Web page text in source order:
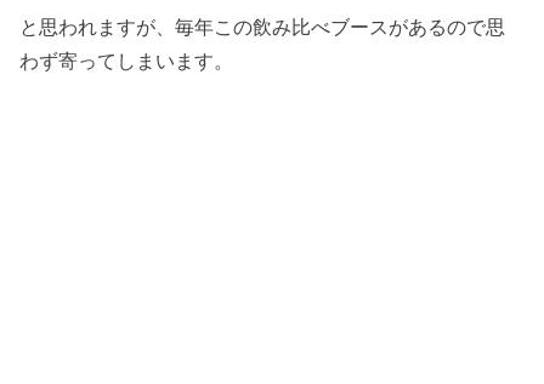
と思われますが、毎年この飲み比べブースがあるので思
わず寄ってしまいます。